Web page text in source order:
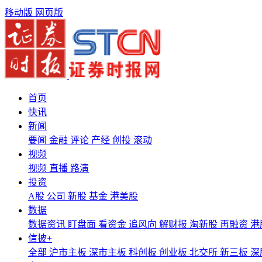
移动版 网页版
首页
快讯
新闻
要闻 金融 评论 产经 创投 滚动
视频
视频 直播 路演
投资
A股 公司 新股 基金 港美股
数据
数据资讯 盯盘面 看资金 追风向 解财报 淘新股 再融资 港
信披+
全部 沪市主板 深市主板 科创板 创业板 北交所 新三板 深